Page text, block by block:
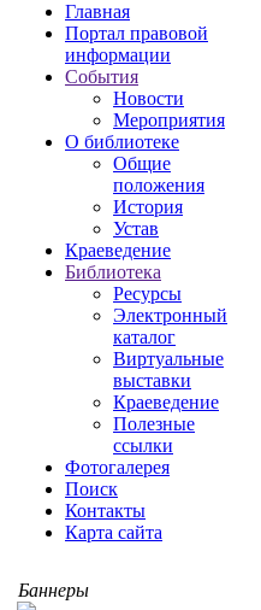
Главная
Портал правовой
информации
События
Новости
Мероприятия
О библиотеке
Общие
положения
История
Устав
Краеведение
Библиотека
Ресурсы
Электронный
каталог
Виртуальные
выставки
Краеведение
Полезные
ссылки
Фотогалерея
Поиск
Контакты
Карта сайта
Баннеры